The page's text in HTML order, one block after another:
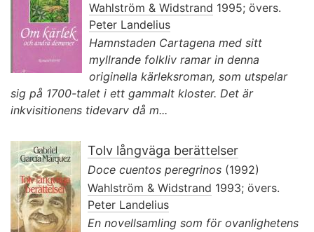
Wahlström & Widstrand 1995; övers.
Peter Landelius
Hamnstaden Cartagena med sitt
myllrande folkliv ramar in denna
originella kärleksroman, som utspelar
sig på 1700-talet i ett gammalt kloster. Det är
inkvisitionens tidevarv då m...
Tolv långväga berättelser
Doce cuentos peregrinos (1992)
Wahlström & Widstrand 1993; övers.
Peter Landelius
En novellsamling som för ovanlighetens